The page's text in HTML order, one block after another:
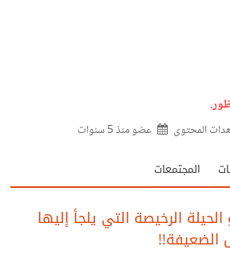
عضو منذ5 سنوات
المجتمعات
الرخيصة التي يلجأ إليها
الضعيفة!!